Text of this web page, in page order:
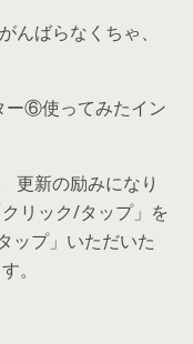
んばらなくちゃ、
ー⑥使ってみたイン
更新の励みになり
リック/タップ」を
ップ」いただいた
。